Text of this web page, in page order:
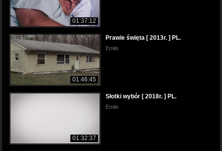
01:37:12
01:46:45
Prawie święta [ 2013r. ] PL.
Emilo
01:32:37
Słotki wybór [ 2018r. ] PL.
Emilo